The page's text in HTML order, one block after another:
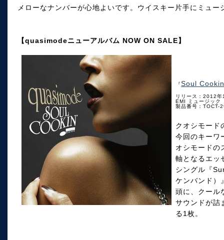
メローなナンバーが心地よいです。ウイスキー片手にミュ
【quasimodeニューアルバム NOW ON SALE】
『Soul
リリース：2012
EMI ミュージック
製品番号：TOCT-
クオシモード
今回のキーワ
オシモードの
軸となるエッ
シングル『
ケンバンド）
頭に、クール
サウンドが詰
る1枚。